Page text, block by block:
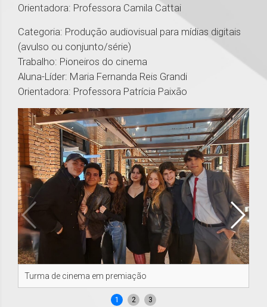
Orientadora: Professora Camila Cattai
Categoria: Produção audiovisual para mídias digitais
(avulso ou conjunto/série)
Trabalho: Pioneiros do cinema
Aluna-Líder: Maria Fernanda Reis Grandi
Orientadora: Professora Patrícia Paixão
Turma de cinema em premiação
1 2 3